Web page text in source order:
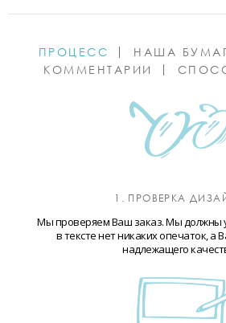
ПРОЦЕСС НАША
КОММЕНТАРИИ
1. ПРОВЕРКА
Мы проверяем Ваш заказ. Мы должны
в тексте нет никаких опечаток, а
надлежащего